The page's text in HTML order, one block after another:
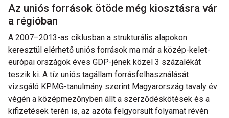
Az uniós források ötöde még kiosztásra vár
a régióban
A 2007–2013-as ciklusban a strukturális alapokon
keresztül elérhető uniós források ma már a közép-kelet-
európai országok éves GDP-jének közel 3 százalékát
teszik ki. A tíz uniós tagállam forrásfelhasználását
vizsgáló KPMG-tanulmány szerint Magyarország tavaly év
végén a középmezőnyben állt a szerződéskötések és a
kifizetések terén is, az azóta felgyorsult folyamat révén